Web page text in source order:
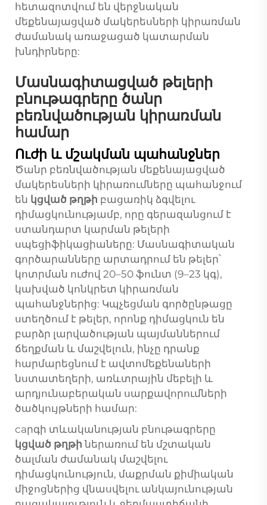
հետազոտվում են վերջնական
մեքենայացված մակերեսների կիրառման
ժամանակ առաջացած կատարման
խնդիրները:
Մասնագիտացված թելերի
բնութագրերը ծանր
բեռնվածության կիրառման
համար
Ուժի և մշակման պահանջներ
Ծանր բեռնվածության մեքենայացված
մակերեսների կիրառումները պահանջում
են կցված թղթի բացառիկ ձգվելու
դիմացկունությամբ, որը գերազանցում է
ստանդարտ կարման թելերի
սպեցիֆիկացիաները: Մասնագիտական
գործարանները արտադրում են թելեր՝
կոտրման ուժով 20–50 ֆունտ (9–23 կգ),
կախված կոնկրետ կիրառման
պահանջներից: Կպչեցման գործընթացը
ստեղծում է թելեր, որոնք դիմացկուն են
բարձր լարվածության պայմաններում
ճեղքման և մաշվելուն, ինչը դրանք
հարմարեցնում է ավտոմեքենաների
նստատեղերի, առևտրային մեբելի և
արդյունաբերական սարքավորումների
ծածկույթների համար:
caրգի տևականության բնութագրերը
կցված թղթիներառում են մշտական
ծալման ժամանակ մաշվելու
դիմացկունություն, մաքրման քիմիական
միջոցներից վնասվելու անկայունության